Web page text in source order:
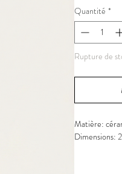
Quantité *
Rupture de
Matière:
Dimensions: